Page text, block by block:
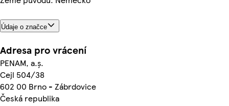
Údaje o značce
Adresa pro vrácení
PENAM, a.ş.
Cejl 504/38
602 00 Brno - Zábrdovice
Česká republika